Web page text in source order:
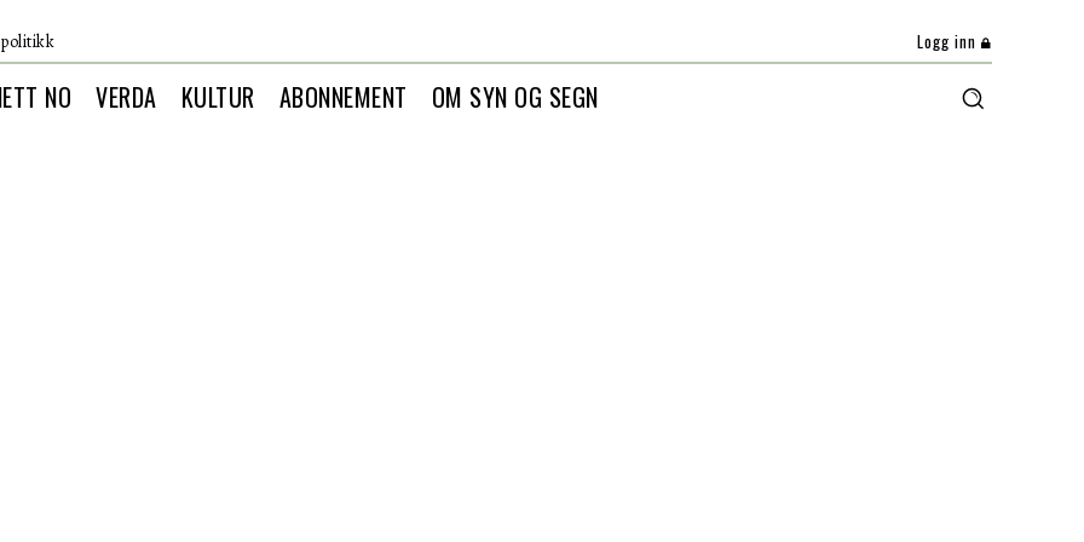
Logg inn
NO VERDA KULTUR ABONNEMENT OM SYN OG SEGN